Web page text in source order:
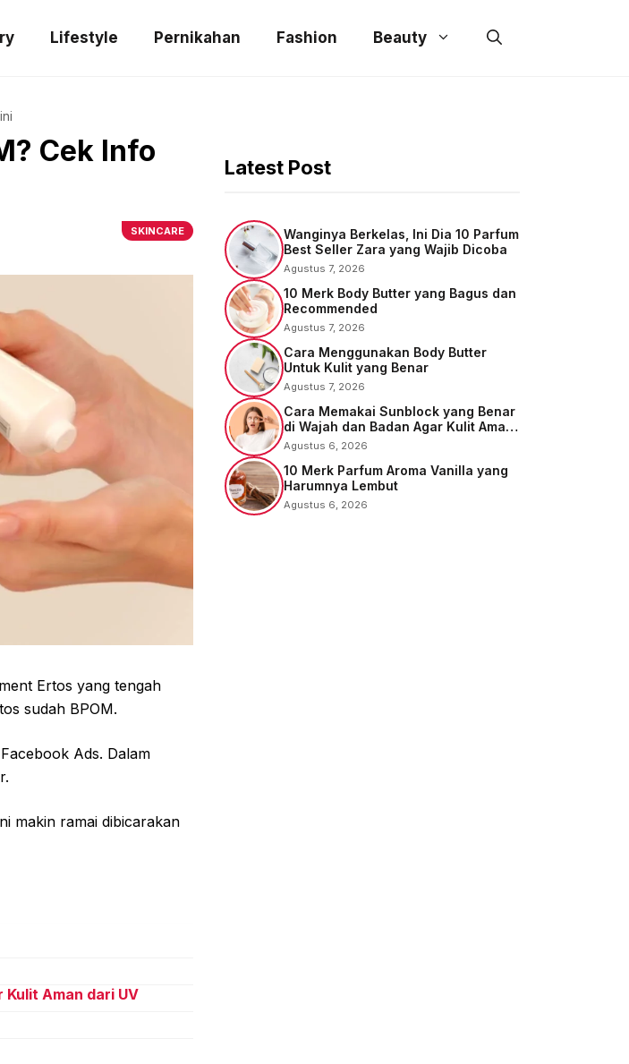
Lifestyle Pernikahan Fashion Beauty
Cek Info
SKINCARE
Ertos yang tengah
sudah BPOM.
Ads. Dalam
makin ramai dibicarakan
Kulit Aman dari UV
Latest Post
Wanginya Berkelas, Ini Dia 10 Parfum
Best Seller Zara yang Wajib Dicoba
Agustus 7, 2026
10 Merk Body Butter yang Bagus dan
Recommended
Agustus 7, 2026
Cara Menggunakan Body Butter
Untuk Kulit yang Benar
Agustus 7, 2026
Cara Memakai Sunblock yang Benar
di Wajah dan Badan Agar Kulit Aman
dari UV
Agustus 6, 2026
10 Merk Parfum Aroma Vanilla yang
Harumnya Lembut
Agustus 6, 2026